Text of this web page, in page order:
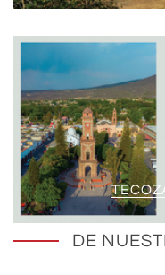
DE